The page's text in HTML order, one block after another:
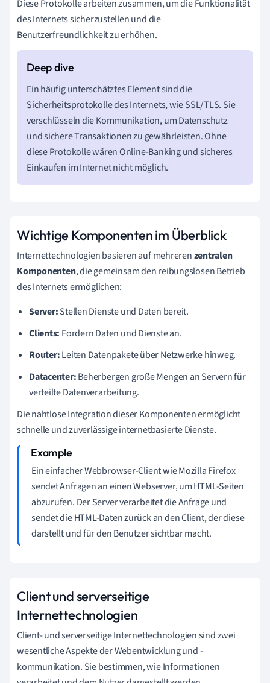
Diese Protokolle arbeiten zusammen, um die Funktionalität
des Internets sicherzustellen und die
Benutzerfreundlichkeit zu erhöhen.
Ein häufig unterschätztes Element sind die
Sicherheitsprotokolle des Internets, wie SSL/TLS. Sie
verschlüsseln die Kommunikation, um Datenschutz
und sichere Transaktionen zu gewährleisten. Ohne
diese Protokolle wären Online-Banking und sicheres
Einkaufen im Internet nicht möglich.
Wichtige Komponenten im Überblick
Internettechnologien basieren auf mehrerenzentralen
Komponenten, die gemeinsam den reibungslosen Betrieb
des Internets ermöglichen:
Server:Stellen Dienste und Daten bereit.
Clients: Fordern Daten und Dienste an.
Router:Leiten Datenpakete über Netzwerke hinweg.
Datacenter:Beherbergen große Mengen an Servern für
verteilte Datenverarbeitung.
Die nahtlose Integration dieser Komponenten ermöglicht
schnelle und zuverlässige internetbasierte Dienste.
Ein einfacher Webbrowser-Client wie Mozilla Firefox
sendet Anfragen an einen Webserver, um HTML-Seiten
abzurufen. Der Server verarbeitet die Anfrage und
sendet die HTML-Daten zurück an den Client, der diese
darstellt und für den Benutzer sichtbar macht.
Client und serverseitige
Internettechnologien
Client- und serverseitige Internettechnologien sind zwei
wesentliche Aspekte der Webentwicklung und -
kommunikation. Sie bestimmen, wie Informationen